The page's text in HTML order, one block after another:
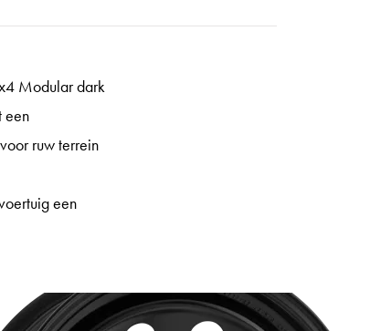
Modular dark
een
ruw terrein
een